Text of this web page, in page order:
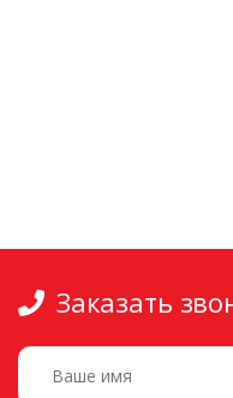
Заказать